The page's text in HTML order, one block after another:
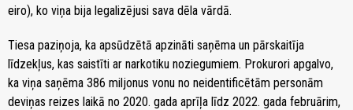
eiro), ko viņa bija legalizējusi sava dēla vārdā.
Tiesa paziņoja, ka apsūdzētā apzināti saņēma un pārskaitīja
līdzekļus, kas saistīti ar narkotiku noziegumiem. Prokurori apgalvo,
ka viņa saņēma 386 miljonus vonu no neidentificētām personām
deviņas reizes laikā no 2020. gada aprīļa līdz 2022. gada februārim,